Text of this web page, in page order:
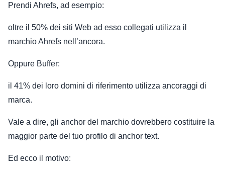
Prendi Ahrefs, ad esempio:
oltre il 50% dei siti Web ad esso collegati utilizza il
marchio Ahrefs nell’ancora.
Oppure Buffer:
il 41% dei loro domini di riferimento utilizza ancoraggi di
marca.
Vale a dire, gli anchor del marchio dovrebbero costituire la
maggior parte del tuo profilo di anchor text.
Ed ecco il motivo: